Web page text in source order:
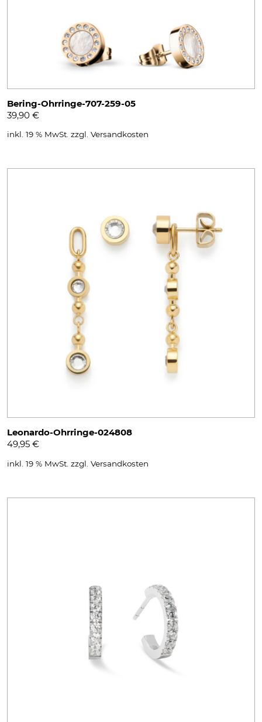
Bering-Ohrringe-707-259-05
39,90 €
inkl. 19 % MwSt. zzgl. Versandkosten
Leonardo-Ohrringe-024808
49,95 €
inkl. 19 % MwSt. zzgl. Versandkosten